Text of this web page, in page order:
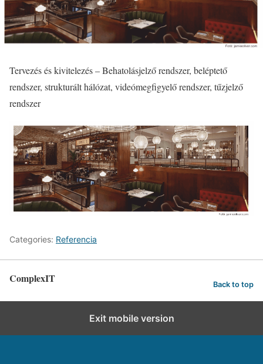
Tervezés és kivitelezés – Behatolásjelző rendszer, beléptető
rendszer, strukturált hálózat, videómegfigyelő rendszer, tűzjelző
rendszer
Categories: Referencia
ComplexIT Back to top
Exit mobile version